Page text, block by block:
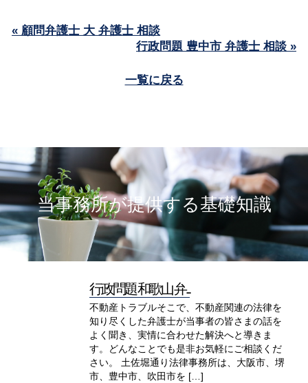
« 顧問弁護士 大 弁護士 相談
行政問題 豊中市 弁護士 相談 »
一覧に戻る
当事務所が提供する基礎知識
行政問題 和歌山 弁...
不動産トラブルそこで、不動産関連の法律を
知り尽くした弁護士が当事者の皆さまの話を
よく聞き、実情に合わせた解決へと導きま
す。どんなことでも是非お気軽にご相談くだ
さい。 土佐堀通り法律事務所は、大阪市、堺
市、豊中市、吹田市を […]